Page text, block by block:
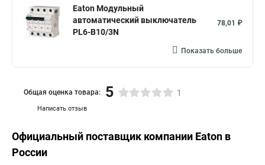
Eaton Модульный
автоматический выключатель
PL6-B10/3N
78,01 ₽
Показать больше
Написать отзыв
Общая оценка товара: 5 1
Официальный поставщик компании Eaton в
России